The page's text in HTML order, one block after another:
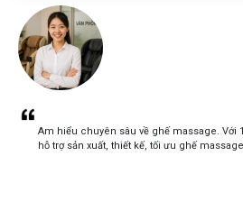
Am hiểu chuyên sâu về ghế massage. Với
hỗ trợ sản xuất, thiết kế, tối ưu ghế